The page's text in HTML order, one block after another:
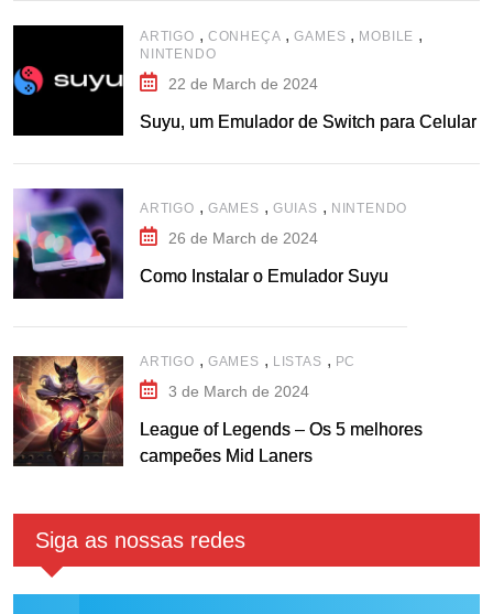
ARTIGO , CONHEÇA ,GAMES , MOBILE ,
NINTENDO
22 de March de 2024
Suyu, um Emulador de Switch para Celular
ARTIGO , GAMES , GUIAS , NINTENDO
26 de March de 2024
Como Instalar o Emulador Suyu
ARTIGO , GAMES , LISTAS , PC
3 de March de 2024
League of Legends – Os 5 melhores
campeões Mid Laners
Siga as nossas redes